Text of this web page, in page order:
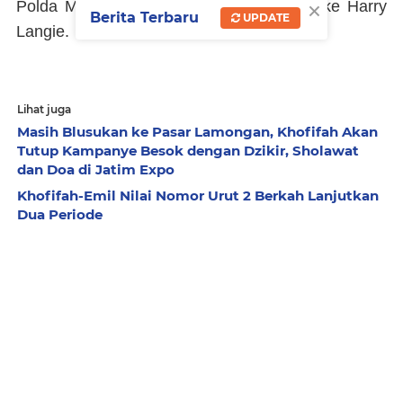
Polda Metro Jaya kala itu, Kombes Roycke Harry
Langie.
Lihat juga
Masih Blusukan ke Pasar Lamongan, Khofifah Akan
Tutup Kampanye Besok dengan Dzikir, Sholawat
dan Doa di Jatim Expo
Khofifah-Emil Nilai Nomor Urut 2 Berkah Lanjutkan
Dua Periode
×
Berita Terbaru UPDATE